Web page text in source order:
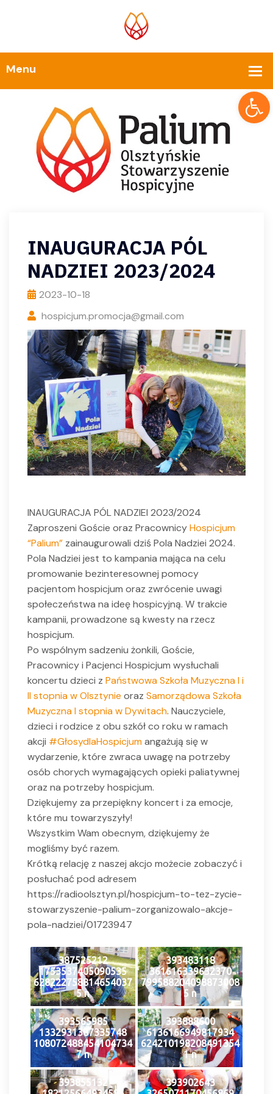
INAUGURACJA PÓL
NADZIEI 2023/2024
2023-10-18
hospicjum.promocja@gmail.com
INAUGURACJA PÓL NADZIEI 2023/2024
Zaproszeni Goście oraz PracownicyHospicjum
“Palium” zainaugurowali dziś Pola Nadziei 2024.
Pola Nadziei jest to kampania mająca na celu
promowanie bezinteresownej pomocy
pacjentom hospicjum oraz zwrócenie uwagi
społeczeństwa na ideę hospicyjną. W trakcie
kampanii, prowadzone są kwesty na rzecz
hospicjum.
Po wspólnym sadzeniu żonkili, Goście,
Pracownicy i Pacjenci Hospicjum wysłuchali
koncertu dzieci z Państwowa Szkoła Muzyczna I i
II stopnia w Olsztynie oraz Samorządowa Szkoła
Muzyczna I stopnia w Dywitach. Nauczyciele,
dzieci i rodzice z obu szkół co roku w ramach
akcji #GłosydlaHospicjumangażują się w
wydarzenie, które zwraca uwagę na potrzeby
osób chorych wymagających opieki paliatywnej
oraz na potrzeby hospicjum.
Dziękujemy za przepiękny koncert i za emocje,
które mu towarzyszyły!
Wszystkim Wam obecnym, dziękujemy że
mogliśmy być razem.
Krótką relację z naszej akcjo możecie zobaczyć i
posłuchać pod adresem
https://radioolsztyn.pl/hospicjum-to-tez-zycie-
stowarzyszenie-palium-zorganizowalo-akcje-
pola-nadziei/01723947
387525212
1753537405090535
628222758814654037
5 n
393483118
361616339632370
799588204098873008
5 n
393565985
1332931387335748
108072488454104734
7 n
393888600
6136166949817934
624210198208491354
1 n
393855132
393902643